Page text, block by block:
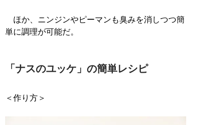
ほか、ニンジンやピーマンも臭みを消しつつ簡
単に調理が可能だ。
「ナスのユッケ」の簡単レシピ
＜作り方＞